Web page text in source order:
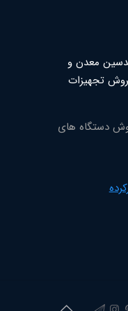
معدن و
تجهیزات
دستگاه های